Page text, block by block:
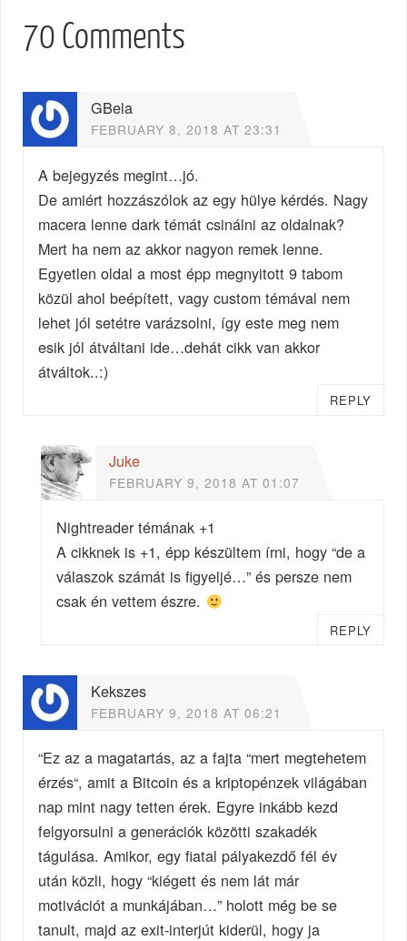
70 Comments
GBela
FEBRUARY 8, 2018 AT 23:31
A bejegyzés megint…jó.
De amiért hozzászólok az egy hülye kérdés. Nagy
macera lenne dark témát csinálni az oldalnak?
Mert ha nem az akkor nagyon remek lenne.
Egyetlen oldal a most épp megnyitott 9 tabom
közül ahol beépített, vagy custom témával nem
lehet jól setétre varázsolni, így este meg nem
esik jól átváltani ide…dehát cikk van akkor
átváltok..:)
REPLY
Juke
FEBRUARY 9, 2018 AT 01:07
Nightreader témának +1
A cikknek is +1, épp készültem írni, hogy “de a
válaszok számát is figyeljé…” és persze nem
csak én vettem észre.
REPLY
Kekszes
FEBRUARY 9, 2018 AT 06:21
“Ez az a magatartás, az a fajta “mert megtehetem
érzés“, amit a Bitcoin és a kriptopénzek világában
nap mint nagy tetten érek. Egyre inkább kezd
felgyorsulni a generációk közötti szakadék
tágulása. Amikor, egy fiatal pályakezdő fél év
után közli, hogy “kiégett és nem lát már
motivációt a munkájában…” holott még be se
tanult, majd az exit-interjút kiderül, hogy ja